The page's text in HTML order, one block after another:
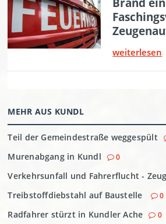
MEHR AUS KUNDL
Teil der Gemeindestraße weggespült
Murenabgang in Kundl 0
Verkehrsunfall und Fahrerflucht -
Treibstoffdiebstahl auf Baustelle 0
Radfahrer stürzt in Kundler Ache 0